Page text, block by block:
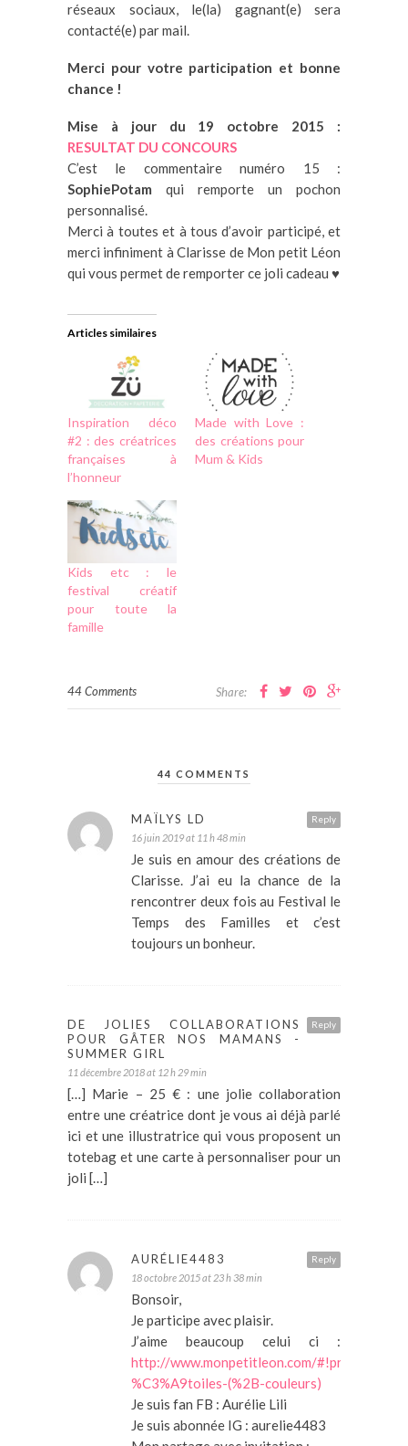
réseaux sociaux, le(la) gagnant(e) sera
contacté(e) par mail.
Merci pour votre participation et bonne
chance !
Mise à jour du 19 octobre 2015 :
RESULTAT DU CONCOURS
C’est le commentaire numéro 15 :
SophiePotam qui remporte un pochon
personnalisé.
Merci à toutes et à tous d’avoir participé, et
merci infiniment à Clarisse de Mon petit Léon
qui vous permet de remporter ce joli cadeau ♥
Articles similaires
Inspiration déco
#2 : des créatrices
françaises à
l’honneur
Made with Love :
des créations pour
Mum & Kids
Kids etc : le
festival créatif
pour toute la
famille
44 Comments Share:
44 COMMENTS
Reply
MAÏLYS LD
16 juin 2019 at 11 h 48 min
Je suis en amour des créations de
Clarisse. J’ai eu la chance de la
rencontrer deux fois au Festival le
Temps des Familles et c’est
toujours un bonheur.
Reply
DE JOLIES COLLABORATIONS
POUR GÂTER NOS MAMANS -
SUMMER GIRL
11 décembre 2018 at 12 h 29 min
[…] Marie – 25 € : une jolie collaboration
entre une créatrice dont je vous ai déjà parlé
ici et une illustratrice qui vous proposent un
totebag et une carte à personnaliser pour un
joli […]
Reply
AURÉLIE4483
18 octobre 2015 at 23 h 38 min
Bonsoir,
Je participe avec plaisir.
J’aime beaucoup celui ci :
http://www.monpetitleon.com/#!product/
%C3%A9toiles-(%2B-couleurs)
Je suis fan FB : Aurélie Lili
Je suis abonnée IG : aurelie4483